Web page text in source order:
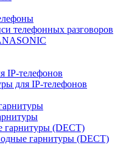
телефонных разговоров
IP-телефонов
для IP-телефонов
гарнитуры (DECT)
гарнитуры (DECT)